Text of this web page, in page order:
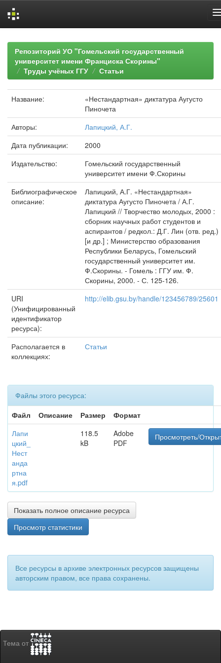
navigationРепозиторий УО "Гомельский государственный
университет имени Франциска Скорины"
Труды учёных ГГУ
Статьи
Название:
«Нестандартная» диктатура Аугусто
Пиночета
Авторы:
Лапицкий, А.Г.
Дата публикации:
2000
Издательство:
Гомельский государственный
университет имени Ф.Скорины
Библиографическое
описание:
Лапицкий, А.Г. «Нестандартная»
диктатура Аугусто Пиночета / А.Г.
Лапицкий // Творчество молодых, 2000 :
сборник научных работ студентов и
аспирантов / редкол.: Д.Г. Лин (отв. ред.)
[и др.] ; Министерство образования
Республики Беларусь, Гомельский
государственный университет им.
Ф.Скорины. - Гомель : ГГУ им. Ф.
Скорины, 2000. - С. 125-126.
URI
(Унифицированный
идентификатор
ресурса):
http://elib.gsu.by/handle/123456789/25601
Располагается в
коллекциях:
Статьи
Файлы этого ресурса:
Файл
Описание Размер
Формат
Лапи
цкий_
Нест
анда
ртна
я.pdf
118.5
kB
Adobe
PDF
Просмотреть/
Показать полное описание ресурса
Просмотр статистики
Все ресурсы в архиве электронных ресурсов защищены
авторским правом, все права сохранены.
Тема от